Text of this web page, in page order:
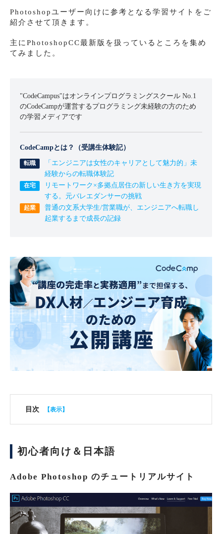
Photoshopユーザー向けに参考となる学習サイトをご
紹介させて頂きます。
主にPhotoshopCC最新版を扱っているところを集め
てみました。
"CodeCampus"はオンラインプログラミングスクール No.1
のCodeCampが運営するプログラミング未経験の方のため
の学習メディアです
CodeCampとは？（受講生体験記）
「エンジニアは女性のキャリアとして魅力的」未
経験からの転職体験記
リモートワーク×多拠点居住の新しい生き方を実現
する。元バレエダンサーの挑戦
普通の文系大学生/営業職が、エンジニアへ転職し
起業するまで成長の記録
目次
初心者向け＆日本語
Adobe Photoshop のチュートリアルサイト